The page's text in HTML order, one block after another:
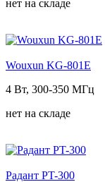
нет на складе
Wouxun KG-801E
4 Вт, 300-350 МГц
нет на складе
Радант PT-300